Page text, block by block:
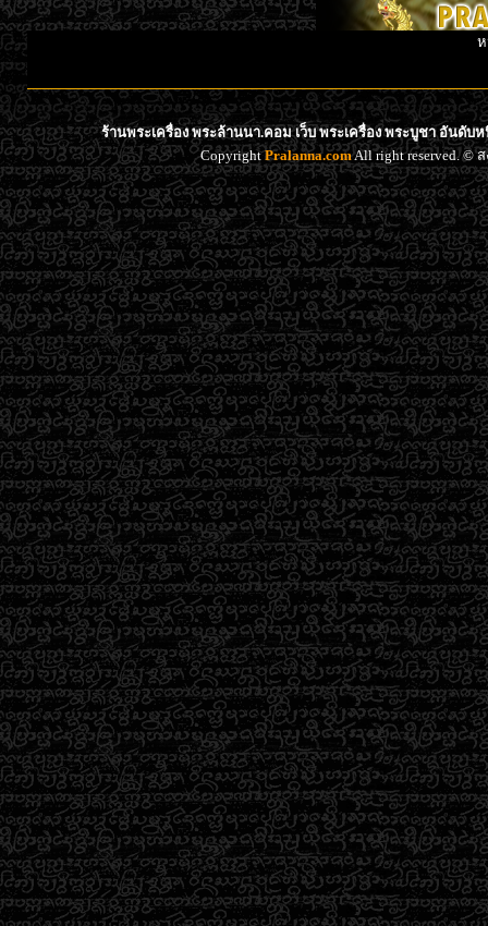
ร้านพระเครื่อง พระล้านนา.คอม เว็บ พระเครื่อง พระบูชา อันดับ
CopyrightPralanna.comAll right reserved. ©